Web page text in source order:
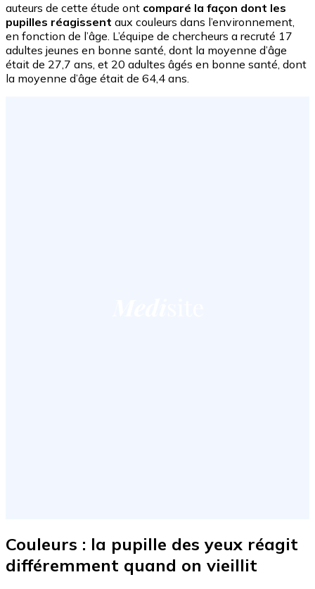
auteurs de cette étude ont comparé la façon dont les
pupilles réagissent aux couleurs dans l’environnement,
en fonction de l’âge. L’équipe de chercheurs a recruté 17
adultes jeunes en bonne santé, dont la moyenne d’âge
était de 27,7 ans, et 20 adultes âgés en bonne santé, dont
la moyenne d’âge était de 64,4 ans.
Couleurs : la pupille des yeux réagit
différemment quand on vieillit